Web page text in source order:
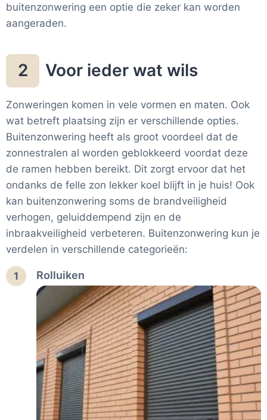
buitenzonwering een optie die zeker kan worden
aangeraden.
2 Voor ieder wat wils
Zonweringen komen in vele vormen en maten. Ook
wat betreft plaatsing zijn er verschillende opties.
Buitenzonwering heeft als groot voordeel dat de
zonnestralen al worden geblokkeerd voordat deze
de ramen hebben bereikt. Dit zorgt ervoor dat het
ondanks de felle zon lekker koel blijft in je huis! Ook
kan buitenzonwering soms de brandveiligheid
verhogen, geluiddempend zijn en de
inbraakveiligheid verbeteren. Buitenzonwering kun je
verdelen in verschillende categorieën:
1 Rolluiken